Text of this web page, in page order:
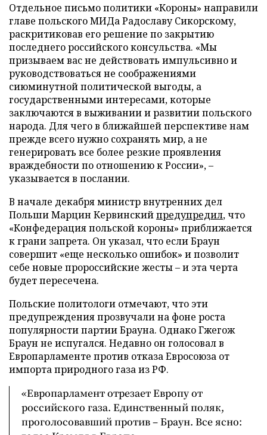
Отдельное письмо политики «Короны» направили
главе польского МИДа Радославу Сикорскому,
раскритиковав его решение по закрытию
последнего российского консульства. «Мы
призываем вас не действовать импульсивно и
руководствоваться не соображениями
сиюминутной политической выгоды, а
государственными интересами, которые
заключаются в выживании и развитии польского
народа. Для чего в ближайшей перспективе нам
прежде всего нужно сохранять мир, а не
генерировать все более резкие проявления
враждебности по отношению к России», –
указывается в послании.
В начале декабря министр внутренних дел
Польши Марцин Кервинскийпредупредил, что
«Конфедерация польской короны» приближается
к грани запрета. Он указал, что если Браун
совершит «еще несколько ошибок» и позволит
себе новые пророссийские жесты – и эта черта
будет пересечена.
Польские политологи отмечают, что эти
предупреждения прозвучали на фоне роста
популярности партии Брауна. Однако Гжегож
Браун не испугался. Недавно он голосовал в
Европарламенте против отказа Евросоюза от
импорта природного газа из РФ.
«Европарламент отрезает Европу от
российского газа. Единственный поляк,
проголосовавший против – Браун. Все ясно: